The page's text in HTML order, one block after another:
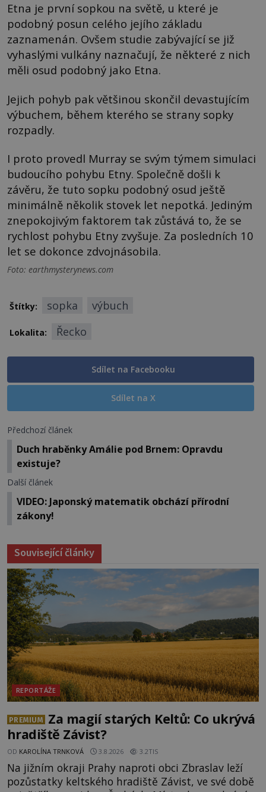
Etna je první sopkou na světě, u které je
podobný posun celého jejího základu
zaznamenán. Ovšem studie zabývající se již
vyhaslými vulkány naznačují, že některé z nich
měli osud podobný jako Etna.
Jejich pohyb pak většinou skončil devastujícím
výbuchem, během kterého se strany sopky
rozpadly.
I proto provedl Murray se svým týmem simulaci
budoucího pohybu Etny. Společně došli k
závěru, že tuto sopku podobný osud ještě
minimálně několik stovek let nepotká. Jediným
znepokojivým faktorem tak zůstává to, že se
rychlost pohybu Etny zvyšuje. Za posledních 10
let se dokonce zdvojnásobila.
Foto: earthmysterynews.com
Štítky: sopka výbuch
Lokalita: Řecko
Sdílet na Facebooku
Sdílet na X
Předchozí článek
Duch hraběnky Amálie pod Brnem: Opravdu
existuje?
Další článek
VIDEO: Japonský matematik obchází přírodní
zákony!
Související články
REPORTÁŽE
PREMIUM
Za magií starých Keltů: Co ukrývá
hradiště Závist?
OD KAROLÍNA TRNKOVÁ 3.8.2026 3.2TIS
Na jižním okraji Prahy naproti obci Zbraslav leží
pozůstatky keltského hradiště Závist, ve své době